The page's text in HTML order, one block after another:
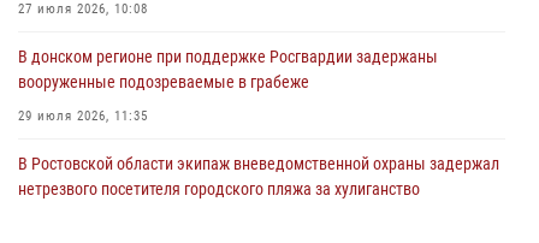
27 июля 2026, 10:08
В донском регионе при поддержке Росгвардии задержаны
вооруженные подозреваемые в грабеже
29 июля 2026, 11:35
В Ростовской области экипаж вневедомственной охраны задержал
нетрезвого посетителя городского пляжа за хулиганство